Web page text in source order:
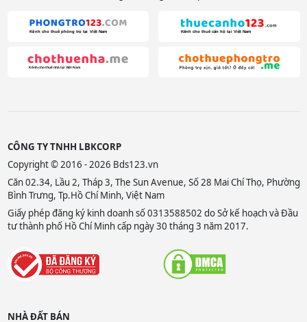
CÔNG TY TNHH LBKCORP
Copyright © 2016 - 2026 Bds123.vn
Căn 02.34, Lầu 2, Tháp 3, The Sun Avenue, Số 28 Mai Chí Thọ, Phường
Bình Trưng, Tp.Hồ Chí Minh, Việt Nam
Giấy phép đăng ký kinh doanh số 0313588502 do Sở kế hoạch và Đầu
tư thành phố Hồ Chí Minh cấp ngày 30 tháng 3 năm 2017.
NHÀ ĐẤT BÁN